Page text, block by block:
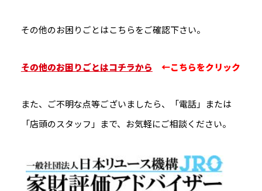
その他のお困りごとはこちらをご確認下さい。
その他のお困りごとはコチラから ←こちらをクリック
また、ご不明な点等ございましたら、「電話」または
「店頭のスタッフ」まで、お気軽にご相談ください。